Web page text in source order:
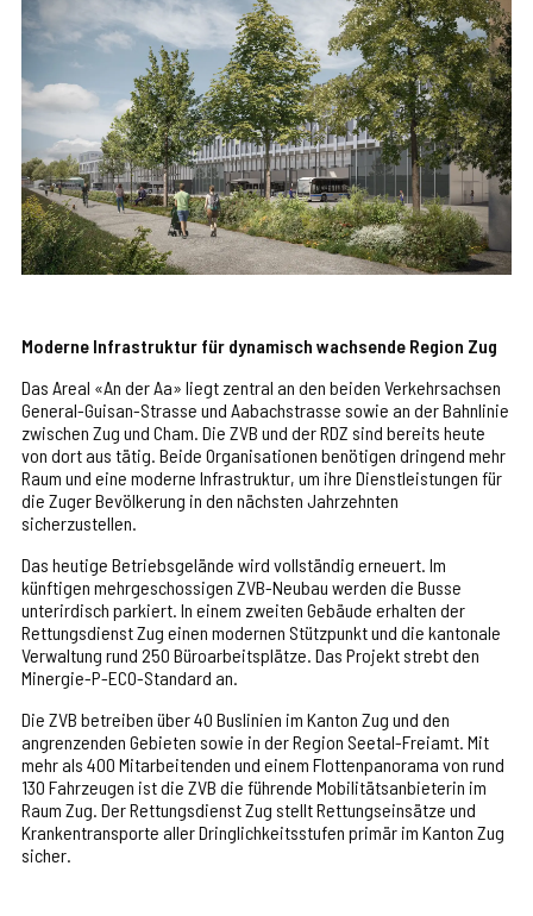
Moderne Infrastruktur für dynamisch wachsende Region Zug
Das Areal «An der Aa» liegt zentral an den beiden Verkehrsachsen
General-Guisan-Strasse und Aabachstrasse sowie an der Bahnlinie
zwischen Zug und Cham. Die ZVB und der RDZ sind bereits heute
von dort aus tätig. Beide Organisationen benötigen dringend mehr
Raum und eine moderne Infrastruktur, um ihre Dienstleistungen für
die Zuger Bevölkerung in den nächsten Jahrzehnten
sicherzustellen.
Das heutige Betriebsgelände wird vollständig erneuert. Im
künftigen mehrgeschossigen ZVB-Neubau werden die Busse
unterirdisch parkiert. In einem zweiten Gebäude erhalten der
Rettungsdienst Zug einen modernen Stützpunkt und die kantonale
Verwaltung rund 250 Büroarbeitsplätze. Das Projekt strebt den
Minergie-P-ECO-Standard an.
Die ZVB betreiben über 40 Buslinien im Kanton Zug und den
angrenzenden Gebieten sowie in der Region Seetal-Freiamt. Mit
mehr als 400 Mitarbeitenden und einem Flottenpanorama von rund
130 Fahrzeugen ist die ZVB die führende Mobilitätsanbieterin im
Raum Zug. Der Rettungsdienst Zug stellt Rettungseinsätze und
Krankentransporte aller Dringlichkeitsstufen primär im Kanton Zug
sicher.